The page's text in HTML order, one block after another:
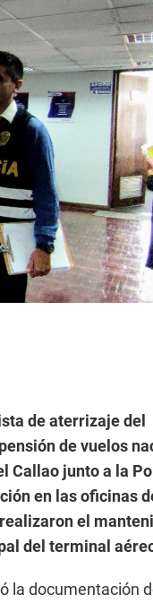
de aterrizaje del
de vuelos
Callao junto a la
en las oficinas
el
del terminal
la documentación